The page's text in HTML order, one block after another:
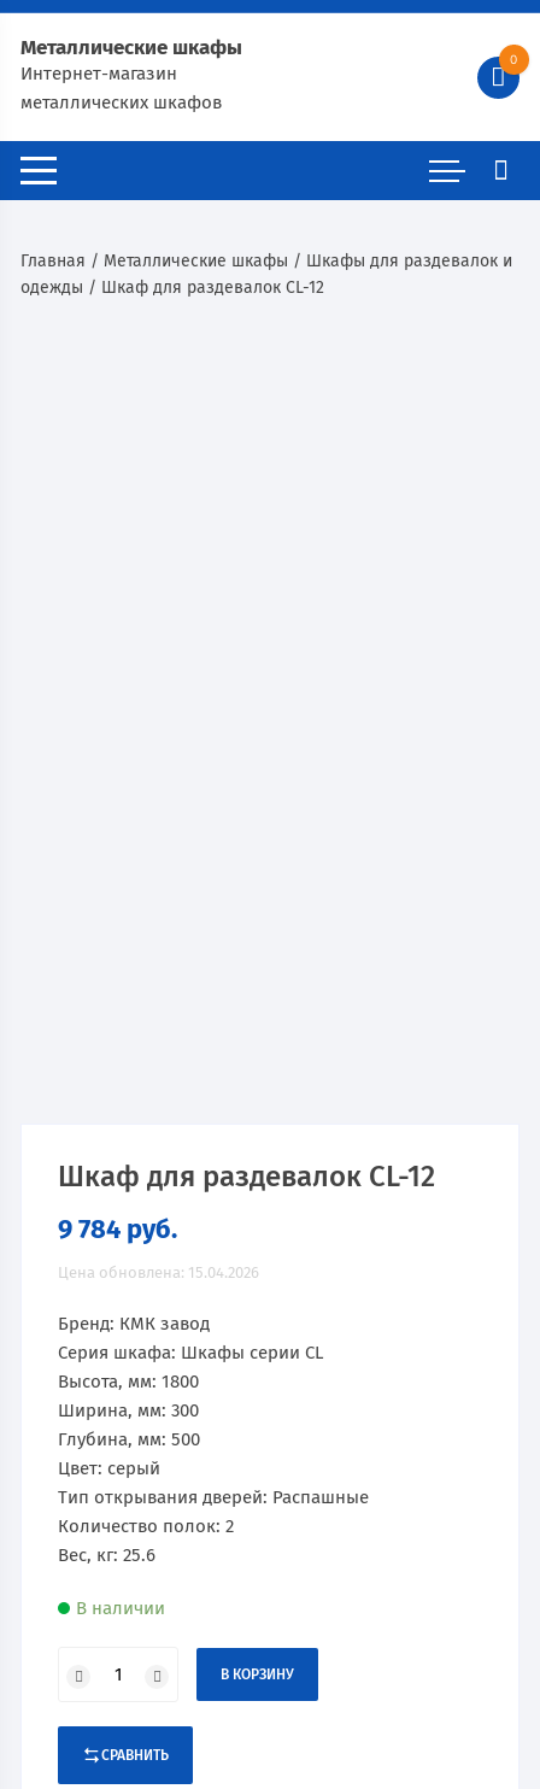
Металлические шкафы
Интернет-магазин
металлических шкафов
0
Главная / Металлические шкафы / Шкафы для раздевалок и
одежды / Шкаф для раздевалок CL-12
Шкаф для раздевалок CL-12
9 784 руб.
Цена обновлена: 15.04.2026
Бренд: КМК завод
Серия шкафа: Шкафы серии CL
Высота, мм: 1800
Ширина, мм: 300
Глубина, мм: 500
Цвет: серый
Тип открывания дверей: Распашные
Количество полок: 2
Вес, кг: 25.6
В наличии
В КОРЗИНУ
СРАВНИТЬ